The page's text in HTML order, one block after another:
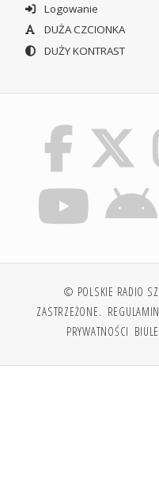
Logowanie
DUŻA CZCIONKA
DUŻY KONTRAST
© POLSKIE RADIO
ZASTRZEŻONE.
PRYWATNOŚCI